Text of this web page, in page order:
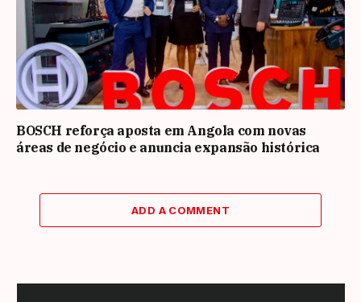
BOSCH reforça aposta em Angola com novas
áreas de negócio e anuncia expansão histórica
ADD A COMMENT